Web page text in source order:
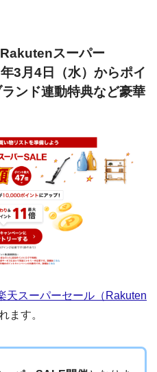
スーパー
3月4日（水）からポイ
ンド連動特典など豪華
天スーパーセール（Rakuten
ます。